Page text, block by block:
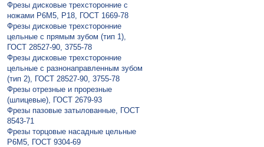
Фрезы дисковые трехсторонние с
ножами Р6М5, Р18, ГОСТ 1669-78
Фрезы дисковые трехсторонние
цельные с прямым зубом (тип 1),
ГОСТ 28527-90, 3755-78
Фрезы дисковые трехсторонние
цельные с разнонаправленным зубом
(тип 2), ГОСТ 28527-90, 3755-78
Фрезы отрезные и прорезные
(шлицевые), ГОСТ 2679-93
Фрезы пазовые затылованные, ГОСТ
8543-71
Фрезы торцовые насадные цельные
Р6М5, ГОСТ 9304-69